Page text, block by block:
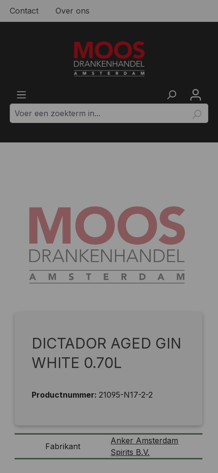
Ga naar de hoofdinhoud
Contact Over ons
DICTADOR AGED GIN
WHITE 0.70L
Productnummer: 21095-N17-2-2
Fabrikant
Anker Amsterdam
Spirits B.V.